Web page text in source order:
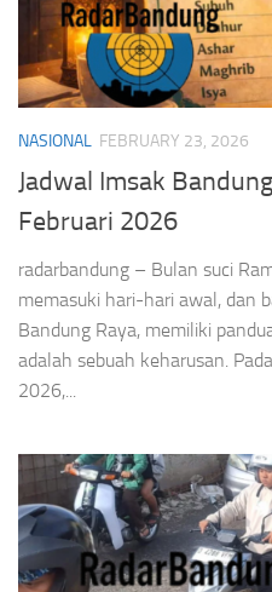
NASIONAL FEBRUARY 23, 2026
Jadwal Imsak
Februari 2026
radarbandung – Bulan suci
memasuki hari-hari awal, dan
Bandung Raya, memiliki
adalah sebuah keharusan.
2026,...